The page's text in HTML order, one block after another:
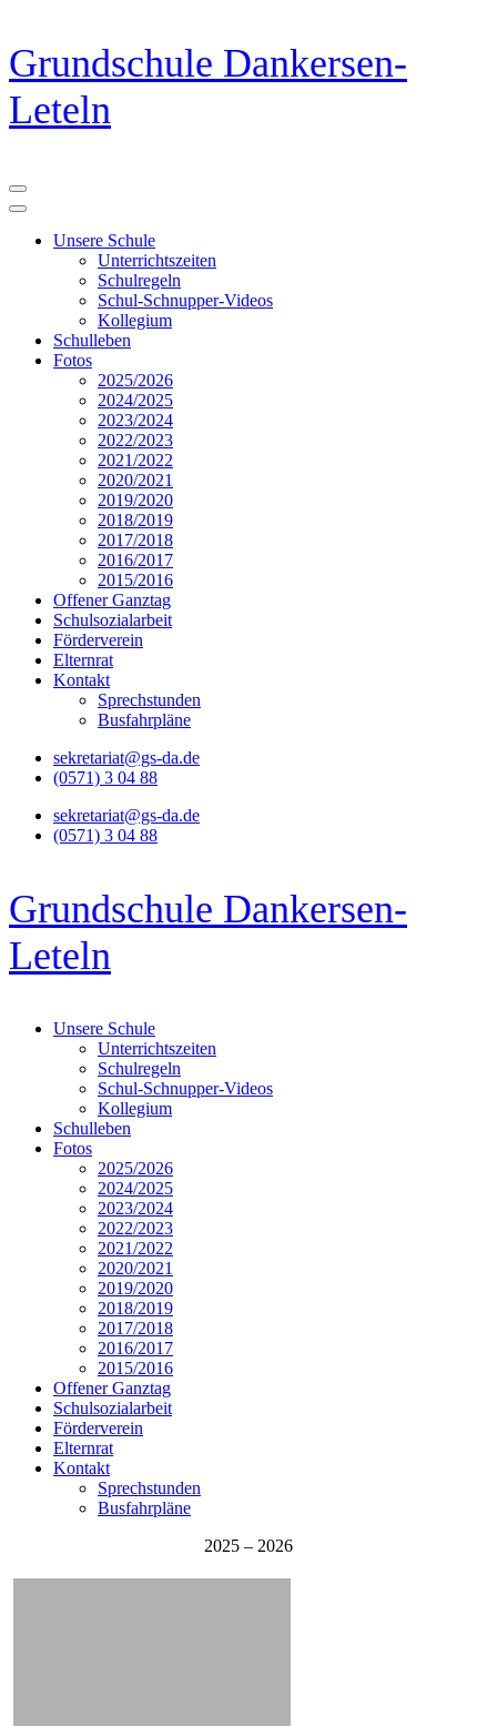
Zum
Inhalt
springen
(Eingabetaste
drücken)
Grundschule Dankersen-
Leteln
Unsere Schule
Unterrichtszeiten
Schulregeln
Schul-Schnupper-Videos
Kollegium
Schulleben
Fotos
2025/2026
2024/2025
2023/2024
2022/2023
2021/2022
2020/2021
2019/2020
2018/2019
2017/2018
2016/2017
2015/2016
Offener Ganztag
Schulsozialarbeit
Förderverein
Elternrat
Kontakt
Sprechstunden
Busfahrpläne
sekretariat@gs-da.de
(0571) 3 04 88
sekretariat@gs-da.de
(0571) 3 04 88
Grundschule Dankersen-
Leteln
Unsere Schule
Unterrichtszeiten
Schulregeln
Schul-Schnupper-Videos
Kollegium
Schulleben
Fotos
2025/2026
2024/2025
2023/2024
2022/2023
2021/2022
2020/2021
2019/2020
2018/2019
2017/2018
2016/2017
2015/2016
Offener Ganztag
Schulsozialarbeit
Förderverein
Elternrat
Kontakt
Sprechstunden
Busfahrpläne
2025 – 2026